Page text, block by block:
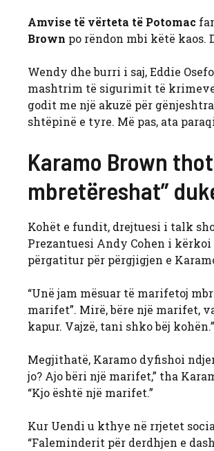
Amvise të vërteta të Potomac
Brown po rëndon mbi këtë kaos.
Wendy dhe burri i saj, Eddie
mashtrim të sigurimit të
godit me një akuzë për
shtëpinë e tyre. Më pas, ata
Karamo Brown
mbretëreshat”
Kohët e fundit, drejtuesi i talk
Prezantuesi Andy Cohen i
përgatitur për përgjigjen e
“Unë jam mësuar të marifetoj
marifet”. Mirë, bëre një marifet,
kapur. Vajzë, tani shko bëj
Megjithatë, Karamo dyfishoi
jo? Ajo bëri një marifet,” tha
“Kjo është një marifet.”
Kur Uendi u kthye në rrjetet
“Faleminderit për derdhjen e